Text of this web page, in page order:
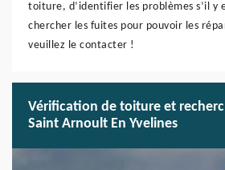
toiture, d’identifier les problèmes s’il y
chercher les fuites pour pouvoir les
veuillez le contacter !
Vérification de toiture et
Saint Arnoult En Yvelines